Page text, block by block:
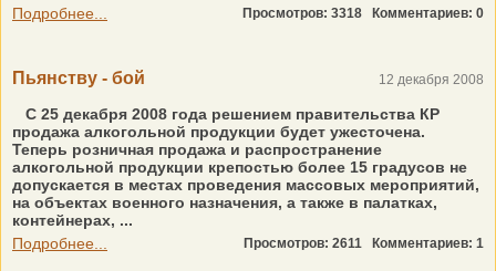
Подробнее...
Просмотров: 3318 Комментариев: 0
Пьянству - бой 12 декабря 2008
С 25 декабря 2008 года решением правительства КР
продажа алкогольной продукции будет ужесточена.
Теперь розничная продажа и распространение
алкогольной продукции крепостью более 15 градусов не
допускается в местах проведения массовых мероприятий,
на объектах военного назначения, а также в палатках,
контейнерах, ...
Подробнее...
Просмотров: 2611 Комментариев: 1